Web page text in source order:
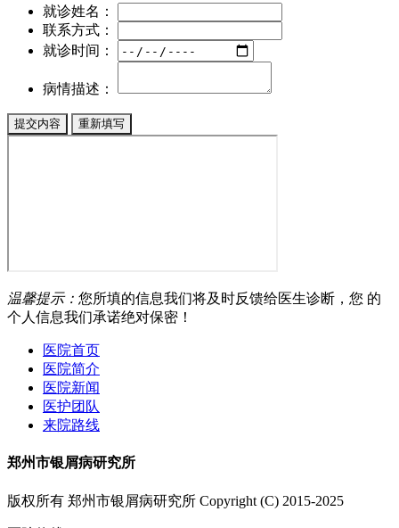
就诊姓名：
联系方式：
就诊时间：
病情描述：
温馨提示： 您所填的信息我们将及时反馈给医生诊断，您 的
个人信息我们承诺绝对保密！
医院首页
医院简介
医院新闻
医护团队
来院路线
郑州市银屑病研究所
版权所有 郑州市银屑病研究所 Copyright (C) 2015-2025